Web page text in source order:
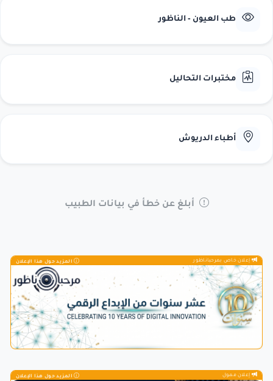
طب العيون - الناظور
مختبرات التحاليل
أطباء الدريوش
أبلغ عن خطأ في بيانات الطبيب
إعلان خاص بمرحباناظور المزيد حول هذا الإعلان
إعلان ممول المزيد حول هذا الإعلان